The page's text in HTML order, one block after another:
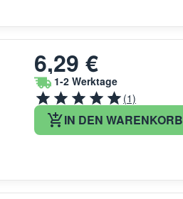
6,29 €
1-2 Werktage
(1)
IN DEN WARENKORB